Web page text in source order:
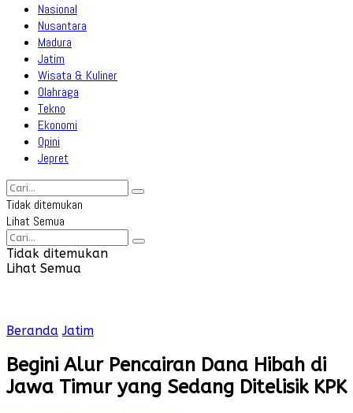
Nasional
Nusantara
Madura
Jatim
Wisata & Kuliner
Olahraga
Tekno
Ekonomi
Opini
Jepret
Tidak ditemukan
Lihat Semua
Tidak ditemukan
Lihat Semua
Beranda Jatim
Begini Alur Pencairan Dana Hibah di
Jawa Timur yang Sedang Ditelisik KPK